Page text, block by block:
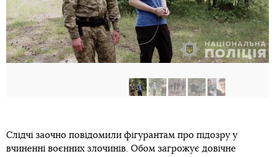
Слідчі заочно повідомили фігурантам про підозру у
вчиненні воєнних злочинів. Обом загрожує довічне